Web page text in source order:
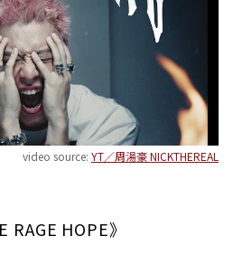
video source: YT／周湯豪 NICKTHEREAL
RAGE HOPE》